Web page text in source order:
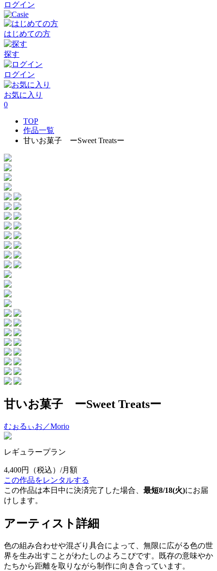
ログイン
はじめての方
探す
ログイン
お気に入り
0
TOP
作品一覧
甘いお菓子 ーSweet Treatsー
甘いお菓子 ーSweet Treatsー
むぉるぃお／Morio
レギュラープラン
4,400円
（税込）/月額
この作品をレンタルする
この作品は本日中に決済完了した場合、 最短8/18(火)にお届
けします。
アーティスト詳細
色の組み合わせや混ざり具合によって、無限に広がる色の世
界を生み出すことがわたしのよろこびです。既存の意味やか
たちから距離を取りながら制作に向き合っています。